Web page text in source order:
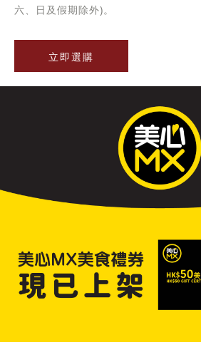
六、日及假期除外)。
立即選購